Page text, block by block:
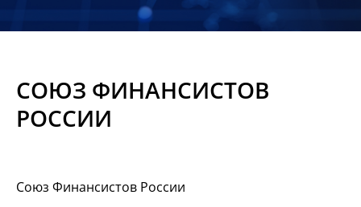
Материалы
СОЮЗ ФИНАНСИСТОВ
РОССИИ
Союз Финансистов России